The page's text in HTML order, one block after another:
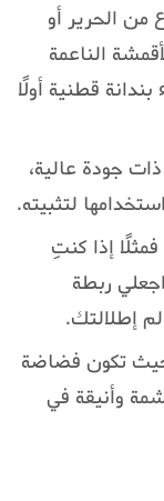
الحرير أو
الناعمة
قطنية أولًا
جودة عالية،
لتثبيته.
إذا كنتِ
ربطة
إطلالتك.
تكون فضاضة
وأنيقة في